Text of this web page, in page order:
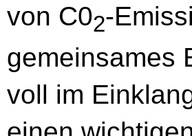
von C02-
gemeinsames
voll im